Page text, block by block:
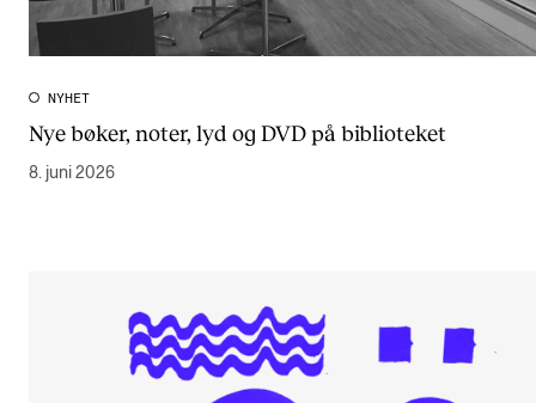
NYHET
Nye bøker, noter, lyd og DVD på biblioteket
8. juni 2026